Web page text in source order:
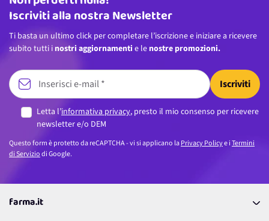
Iscriviti alla nostra Newsletter
Ti basta un ultimo click per completare l’iscrizione e iniziare a ricevere
subito tutti i nostri aggiornamenti e le nostre promozioni.
Iscriviti
Letta l’informativa privacy, presto il mio consenso per ricevere
newsletter e/o DEM
Questo form è protetto da reCAPTCHA - vi si applicano laPrivacy Policye iTermini
di Serviziodi Google.
farma.it